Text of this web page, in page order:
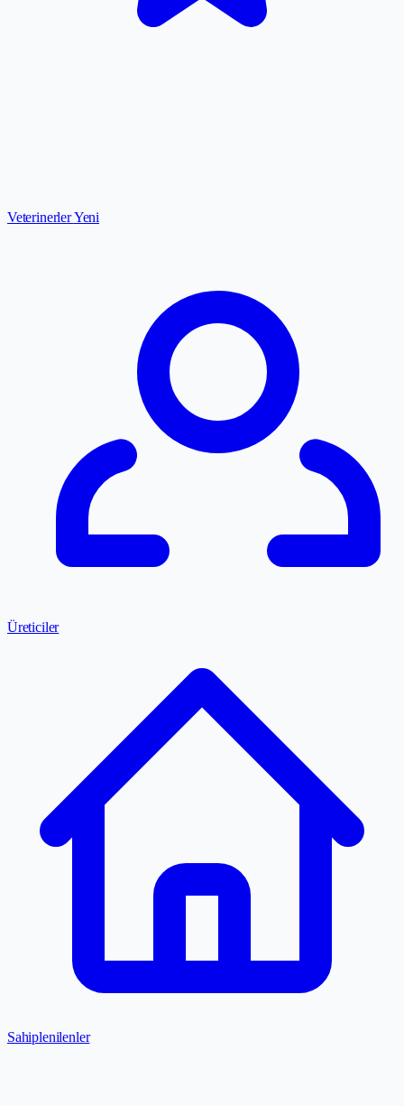
VeterinerlerYeni
Üreticiler
Sahiplenilenler